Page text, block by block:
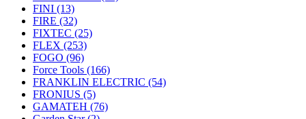
FINI (13)
FIRE (32)
FIXTEC (25)
FLEX (253)
FOGO (96)
Force Tools (166)
FRANKLIN ELECTRIC (54)
FRONIUS (5)
GAMATEH (76)